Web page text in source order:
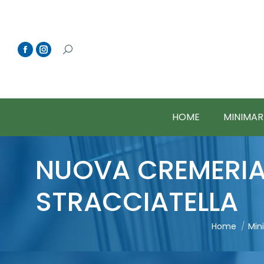
HOME
NUOVA
STRACCIATELLA
You are
Home